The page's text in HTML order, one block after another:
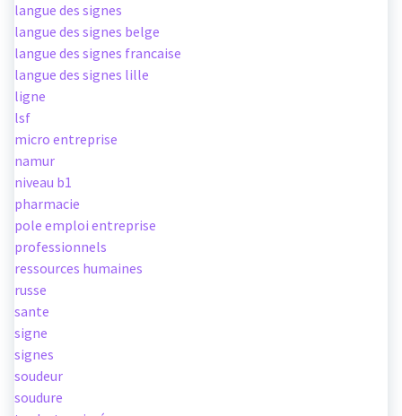
langue des signes
langue des signes belge
langue des signes francaise
langue des signes lille
ligne
lsf
micro entreprise
namur
niveau b1
pharmacie
pole emploi entreprise
professionnels
ressources humaines
russe
sante
signe
signes
soudeur
soudure